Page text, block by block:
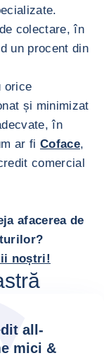
colectare, în
un procent din
orice
și minimizat
în
ar fi Coface,
comercial
afacerea de
noștri!
all-
mici &